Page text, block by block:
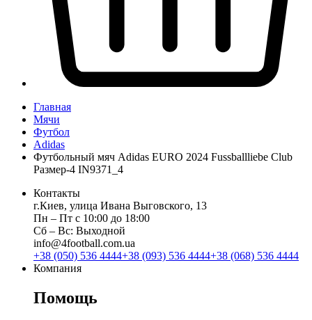
Главная
Мячи
Футбол
Adidas
Футбольный мяч Adidas EURO 2024 Fussballliebe Club
Размер-4 IN9371_4
Контакты
г.Киев, улица Ивана Выговского, 13
Пн ‒ Пт с 10:00 до 18:00
Сб ‒ Вс: Выходной
info@4football.com.ua
+38 (050) 536 4444+38 (093) 536 4444+38 (068) 536 4444
Компания
Помощь